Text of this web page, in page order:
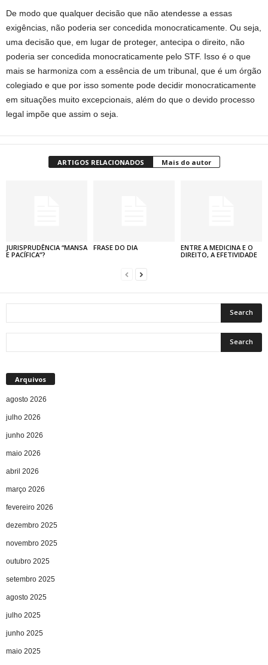
De modo que qualquer decisão que não atendesse a essas
exigências, não poderia ser concedida monocraticamente. Ou seja,
uma decisão que, em lugar de proteger, antecipa o direito, não
poderia ser concedida monocraticamente pelo STF. Isso é o que
mais se harmoniza com a essência de um tribunal, que é um órgão
colegiado e que por isso somente pode decidir monocraticamente
em situações muito excepcionais, além do que o devido processo
legal impõe que assim o seja.
ARTIGOS RELACIONADOS Mais do autor
JURISPRUDÊNCIA “MANSA
E PACÍFICA”?
FRASE DO DIA
ENTRE A MEDICINA E O
DIREITO, A EFETIVIDADE
Arquivos
agosto 2026
julho 2026
junho 2026
maio 2026
abril 2026
março 2026
fevereiro 2026
dezembro 2025
novembro 2025
outubro 2025
setembro 2025
agosto 2025
julho 2025
junho 2025
maio 2025